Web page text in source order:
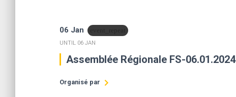
06 Jan
UNTIL 06 JAN
Assemblée Régionale FS-06.01.2024
Organisé par